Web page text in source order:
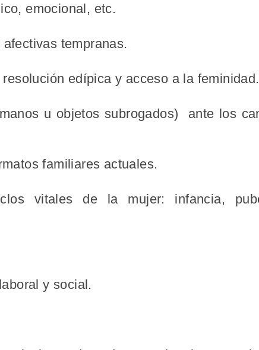
emocional, etc.
tempranas.
edípica y acceso a la feminidad.
u objetos subrogados) ante los
familiares actuales.
vitales de la mujer: infancia,
y social.